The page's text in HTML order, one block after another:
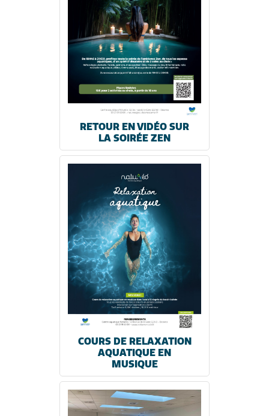
RETOUR EN VIDÉO SUR
LA SOIRÉE ZEN
COURS DE RELAXATION
AQUATIQUE EN
MUSIQUE